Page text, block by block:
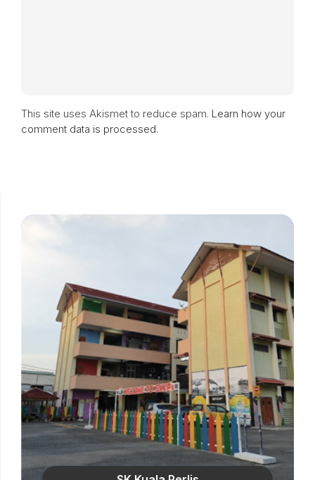
This site uses Akismet to reduce spam. Learn how your
comment data is processed.